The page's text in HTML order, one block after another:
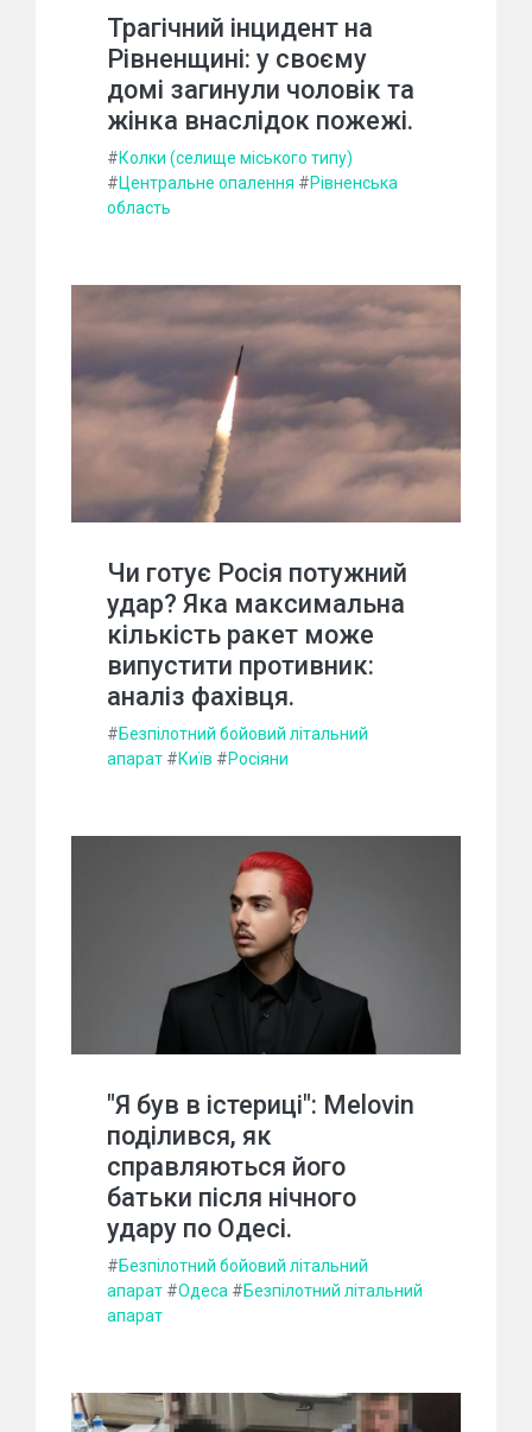
Трагічний інцидент на
Рівненщині: у своєму
домі загинули чоловік та
жінка внаслідок пожежі.
#Колки (селище міського типу)
#Центральне опалення #Рівненська
область
Чи готує Росія потужний
удар? Яка максимальна
кількість ракет може
випустити противник:
аналіз фахівця.
#Безпілотний бойовий літальний
апарат #Київ #Росіяни
"Я був в істериці": Melovin
поділився, як
справляються його
батьки після нічного
удару по Одесі.
#Безпілотний бойовий літальний
апарат #Одеса #Безпілотний літальний
апарат